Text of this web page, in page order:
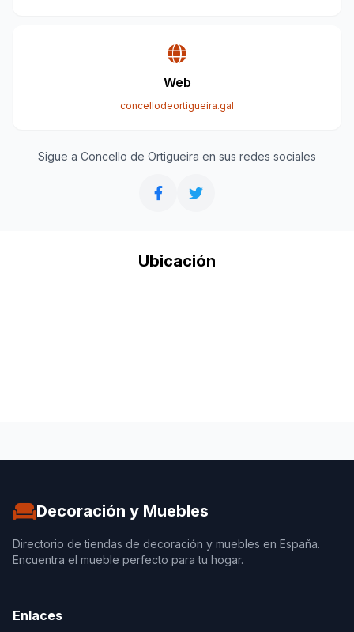
Web
concellodeortigueira.gal
Sigue a Concello de Ortigueira en sus redes sociales
Ubicación
Decoración y Muebles
Directorio de tiendas de decoración y muebles en España.
Encuentra el mueble perfecto para tu hogar.
Enlaces